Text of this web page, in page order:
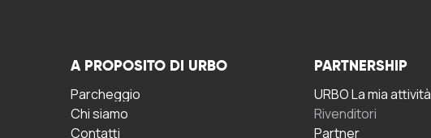
A PROPOSITO DI URBO
Parcheggio
Chi siamo
Contatti
PARTNERSHIP
URBO La mia attività
Rivenditori
Partner